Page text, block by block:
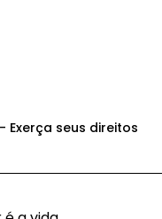
- Exerça seus direitos